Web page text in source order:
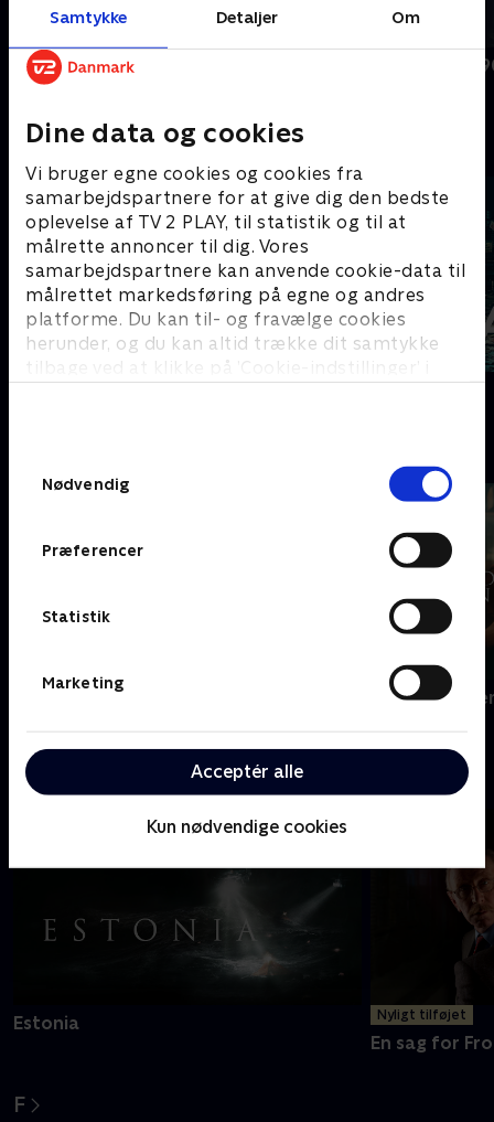
Samtykke Detaljer Om
Dine data og cookies
Vi bruger egne cookies og cookies fra
samarbejdspartnere for at give dig den bedste
oplevelse af TV 2 PLAY, til statistik og til at
målrette annoncer til dig. Vores
samarbejdspartnere kan anvende cookie-data til
målrettet markedsføring på egne og andres
platforme. Du kan til- og fravælge cookies
herunder, og du kan altid trække dit samtykke
tilbage ved at klikke på ’Cookie-indstillinger’ i
Nødvendig
Præferencer
Statistik
Marketing
Acceptér alle
Kun nødvendige cookies
BH90210 Beverly Hills
Dear England Den gode
E
Estonia Nyligt tilføjet
En sag for
F